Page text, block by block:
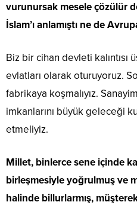
vurunursak mesele çözülür
İslam’ı anlamıştı ne de
Biz bir cihan devleti kalıntısı
evlatları olarak oturuyoruz.
fabrikaya koşmalıyız.
imkanlarını büyük geleceği
etmeliyiz.
Millet, binlerce sene içinde
birleşmesiyle yoğrulmuş ve
halinde billurlarmış,